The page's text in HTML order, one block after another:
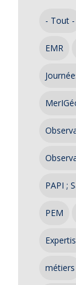
- Tout -
EMR
PAPI ;
PEM
métiers